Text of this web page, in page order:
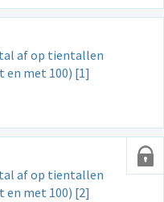
af op tientallen
met 100) [1]
af op tientallen
met 100) [2]